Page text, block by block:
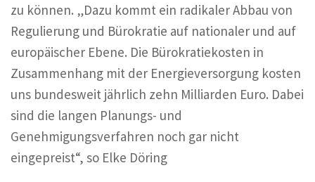
zu können. „Dazu kommt ein radikaler Abbau von
Regulierung und Bürokratie auf nationaler und auf
europäischer Ebene. Die Bürokratiekosten in
Zusammenhang mit der Energieversorgung kosten
uns bundesweit jährlich zehn Milliarden Euro. Dabei
sind die langen Planungs- und
Genehmigungsverfahren noch gar nicht
eingepreist“, so Elke Döring